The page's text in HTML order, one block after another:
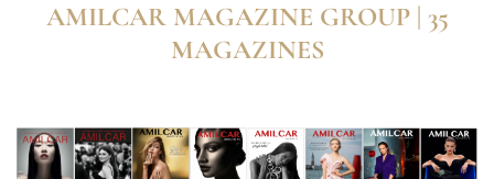
AMILCAR MAGAZINE GROUP | 35
MAGAZINES